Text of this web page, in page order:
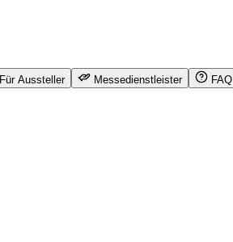
Für Aussteller Messedienstleister FAQ